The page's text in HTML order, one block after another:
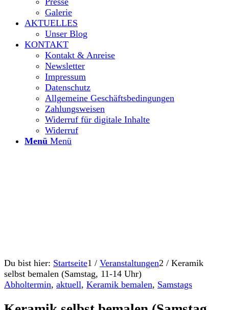
Galerie
AKTUELLES
Unser Blog
KONTAKT
Kontakt & Anreise
Newsletter
Impressum
Datenschutz
Allgemeine Geschäftsbedingungen
Zahlungsweisen
Widerruf für digitale Inhalte
Widerruf
Menü Menü
Du bist hier: Startseite1 / Veranstaltungen2 / Keramik
selbst bemalen (Samstag, 11-14 Uhr)
Abholtermin, aktuell, Keramik bemalen, Samstags